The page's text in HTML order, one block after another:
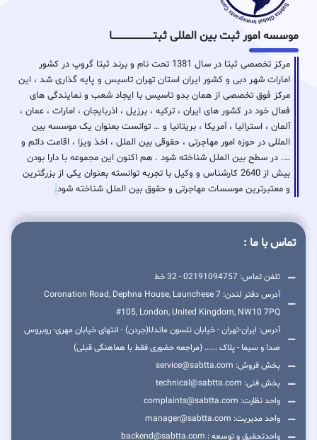
موسسه امور ثبت بین المللی ثبتـــــــــــــــــــــــــــــا
مرکز تخصصی ثبتا در سال 1381 تحت نام و برند ثبتا گروپ در کشور
امارات شهر دبی و کشور ایران استان تهران تاسیس و پایه گذاری شد ، این
مرکز فوق تخصصی از همان بدو تاسیس با ایجاد شعب و نمایندگی های
فعال خود در کشور های ایران ، ترکیه ، برزیل ، اذربایجان ، امارات ، عمان ،
آلمان ، استرالیا ، آمریکا ، بریتانیا و … توانست بعنوان یک موسسه بین
المللی در حوزه امور مهاجرتی ، حقوقی بین الملل ، اخذ ویزا ، اقامت دائم و
…. در سطح بین الملل شناخته شود . هم اکنون این مجموعه با دارا بودن
بیش از 2640 کارشناس و وکیل با تجربه توانسته بعنوان یکی از بزرگترین
و معتبرترین موسسات مهاجرتی و حقوق بین الملل شناخته شود.
تماس با ما :
تلفن تماس: 02191094757 - 32 خط
آدرس دفتر لندن: 7 Coronation Road, Dephna House, Launchese
#105, London, United Kingdom, NW10 7PQ
آدرس: ایران-تهران - خیابان نلسون ماندلا(جردن) - انتهای خیابان مهری- روبروس
صدا و سیما - پلاک ...... (مراجعه حضوری فقط با هماهنگی قبلی)
بخش فروش: service@sabtta.com
بخش فنی: technical@sabtta.com
واحد نظارت: complaints@sabtta.com
واحد مدیریت: manager@sabtta.com
واحدتحقیق و توسعه : backend@sabtta.com